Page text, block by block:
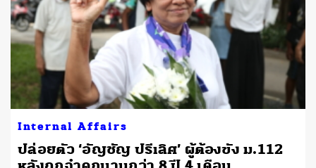
Internal Affairs
ปล่อยตัว ‘อัญชัญ ปรีเลิศ’ ผู้ต้องขัง ม.112